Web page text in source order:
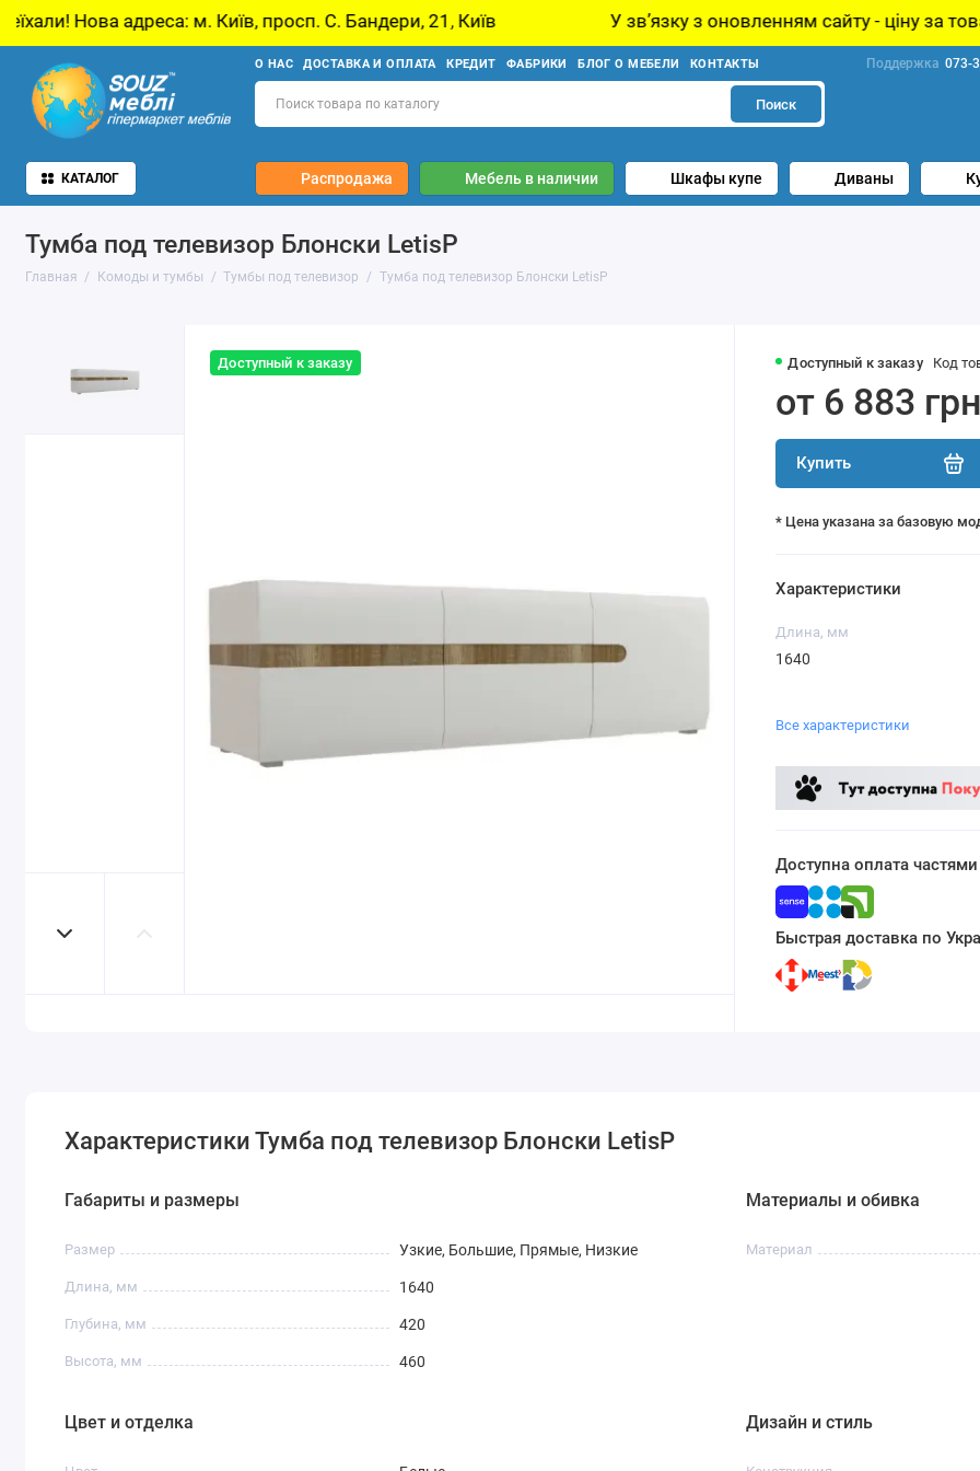
м. Київ, просп. С. Бандери, 21, Київ У звʼязку з оновленням сайту - ціну за товар
О НАС ДОСТАВКА И ОПЛАТА КРЕДИТ ФАБРИКИ БЛОГ О МЕБЕЛИ КОНТАКТЫ Поддержка 073-
Поиск
КАТАЛОГ Распродажа Мебель в наличии Шкафы купе Диваны
Тумба под телевизор Блонски LetisP
Главная Комоды и тумбы Тумбы под телевизор Тумба под телевизор Блонски LetisP
Доступный к заказу Доступный к заказу Код
от 6 883
Купить
* Цена указана за базовую
Характеристики
Длина, мм
1640
Все характеристики
Доступна оплата
Быстрая доставка по
Характеристики Тумба под телевизор Блонски LetisP
Габариты и размеры
Размер Узкие, Большие, Прямые, Низкие
Длина, мм 1640
Глубина, мм 420
Высота, мм 460
Материалы и обивка
Материал
Цвет и отделка Дизайн и стиль